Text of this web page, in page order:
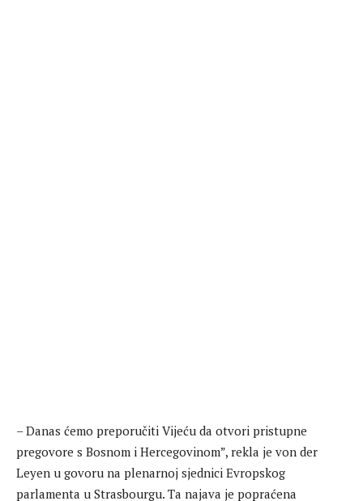
– Danas ćemo preporučiti Vijeću da otvori pristupne
pregovore s Bosnom i Hercegovinom”, rekla je von der
Leyen u govoru na plenarnoj sjednici Evropskog
parlamenta u Strasbourgu. Ta najava je popraćena